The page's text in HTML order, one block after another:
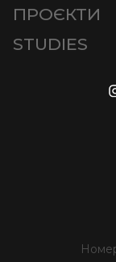
ПРОЄКТИ
STUDIES